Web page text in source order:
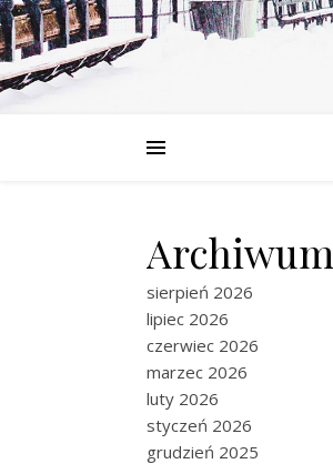
Archiwum
sierpień 2026
lipiec 2026
czerwiec 2026
marzec 2026
luty 2026
styczeń 2026
grudzień 2025